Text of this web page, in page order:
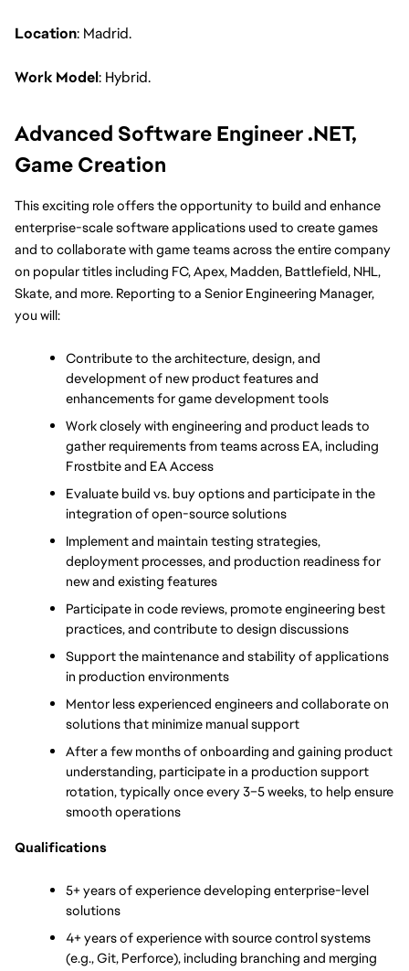
Location: Madrid.
Work Model: Hybrid.
Advanced Software Engineer .NET,
Game Creation
This exciting role offers the opportunity to build and enhance
enterprise-scale software applications used to create games
and to collaborate with game teams across the entire company
on popular titles including FC, Apex, Madden, Battlefield, NHL,
Skate, and more. Reporting to a Senior Engineering Manager,
you will:
Contribute to the architecture, design, and
development of new product features and
enhancements for game development tools
Work closely with engineering and product leads to
gather requirements from teams across EA, including
Frostbite and EA Access
Evaluate build vs. buy options and participate in the
integration of open-source solutions
Implement and maintain testing strategies,
deployment processes, and production readiness for
new and existing features
Participate in code reviews, promote engineering best
practices, and contribute to design discussions
Support the maintenance and stability of applications
in production environments
Mentor less experienced engineers and collaborate on
solutions that minimize manual support
After a few months of onboarding and gaining product
understanding, participate in a production support
rotation, typically once every 3–5 weeks, to help ensure
smooth operations
Qualifications
5+ years of experience developing enterprise-level
solutions
4+ years of experience with source control systems
(e.g., Git, Perforce), including branching and merging